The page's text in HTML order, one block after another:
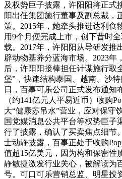
及权势巨子披露，许阳阳将正式
阳出任集团施行董事及副总裁，
策。2015年，她牵头推进达利食
用9个月便完成上市，创下昔时
载。2017年，许阳阳从导研发推
辟动物基养分蓝海市场。2023年
后，许阳阳接棒担任计谋施行取
堡”，快速结构泰国、越南、沙
日，百事可乐公司正式发布通知
（约141亿元人平易近币）收购
大“健康苏吊水”营业，应对保守
国党媒消息公共平台等权势巨子
行了披露，确认了买卖焦点细节
士动静披露，百事正处于收购
值超15亿美元，因为构和保密性
静敏捷激发行业关心，被解读为
号。可口可乐营销总监、明星投